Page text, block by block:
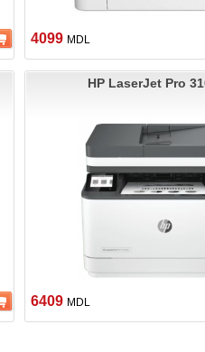
4099 MDL
HP LaserJet Pro
6409 MDL